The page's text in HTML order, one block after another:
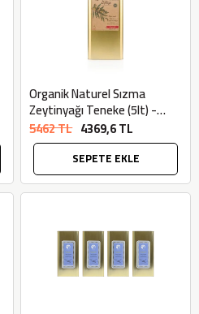
Organik Naturel Sızma
Zeytinyağı Teneke (5lt) -
Datça Murat Çiftliği
5462 TL 4369,6 TL
SEPETE EKLE